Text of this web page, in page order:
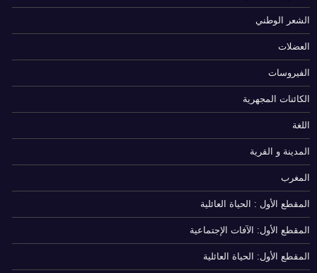
الشعر الوطني
العضلات
الفيروسات
الكائنات المجهرية
اللغة
المدينة و القرية
المغرب
المقطع الأول : الحياة العائلية
المقطع الأول: الآفات الإجتماعية
المقطع الأول: الحياة العائلية